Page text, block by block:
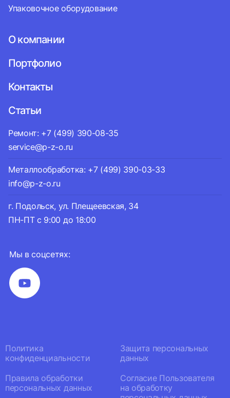
Мы в соцсетях:
Упаковочное оборудование
О компании
Портфолио
Контакты
Статьи
Ремонт: +7 (499) 390-08-35
service@p-z-o.ru
Металлообработка: +7 (499) 390-03-33
info@p-z-o.ru
г. Подольск, ул. Плещеевская, 34
ПН-ПТ с 9:00 до 18:00
Политика
конфиденциальности
Защита персональных
данных
Правила обработки
персональных данных
Согласие Пользователя
на обработку